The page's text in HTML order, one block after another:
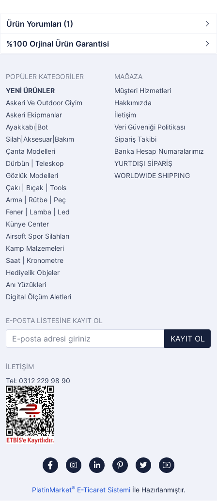
Ürün Yorumları (1)
%100 Orjinal Ürün Garantisi
POPÜLER KATEGORİLER
YENİ ÜRÜNLER
Askeri Ve Outdoor Giyim
Askeri Ekipmanlar
Ayakkabı|Bot
Silah|Aksesuar|Bakım
Çanta Modelleri
Dürbün | Teleskop
Gözlük Modelleri
Çakı | Bıçak | Tools
Arma | Rütbe | Peç
Fener | Lamba | Led
Künye Center
Airsoft Spor Silahları
Kamp Malzemeleri
Saat | Kronometre
Hediyelik Objeler
Anı Yüzükleri
Digital Ölçüm Aletleri
MAĞAZA
Müşteri Hizmetleri
Hakkımızda
İletişim
Veri Güveniği Politikası
Sipariş Takibi
Banka Hesap Numaralarımız
YURTDIŞI SİPARİŞ
WORLDWIDE SHIPPING
E-POSTA LİSTESİNE KAYIT OL
KAYIT OL
İLETİŞİM
Tel: 0312 229 98 90
PlatinMarket®E-Ticaret Sistemiİle Hazırlanmıştır.